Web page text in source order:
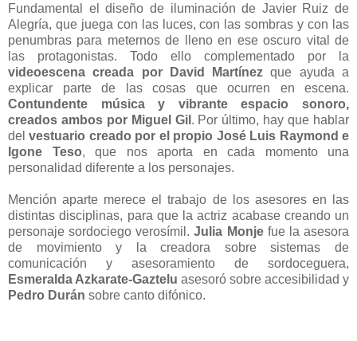
Fundamental el diseño de iluminación de Javier Ruiz de
Alegría, que juega con las luces, con las sombras y con las
penumbras para meternos de lleno en ese oscuro vital de
las protagonistas. Todo ello complementado por la
videoescena creada por David Martínez que ayuda a
explicar parte de las cosas que ocurren en escena.
Contundente música y vibrante espacio sonoro,
creados ambos por Miguel Gil . Por último, hay que hablar
delvestuario creado por el propio José Luis Raymond e
Igone Teso, que nos aporta en cada momento una
personalidad diferente a los personajes.
Mención aparte merece el trabajo de los asesores en las
distintas disciplinas, para que la actriz acabase creando un
personaje sordociego verosímil.Julia Monjefue la asesora
de movimiento y la creadora sobre sistemas de
comunicación y asesoramiento de sordoceguera,
Esmeralda Azkarate-Gaztelu asesoró sobre accesibilidad y
Pedro Durán sobre canto difónico.